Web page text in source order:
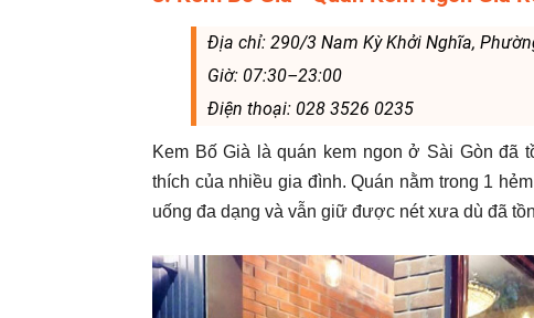
Địa chỉ: 290/3 Nam Kỳ Khởi Nghĩa,
Giờ: 07:30–23:00
Điện thoại: 028 3526 0235
Kem Bố Già là quán kem ngon ở Sài Gòn đã
thích của nhiều gia đình. Quán nằm trong 1
uống đa dạng và vẫn giữ được nét xưa dù đã